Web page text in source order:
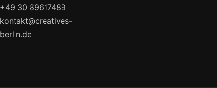
+49 30 89617489
kontakt@creatives-
berlin.de